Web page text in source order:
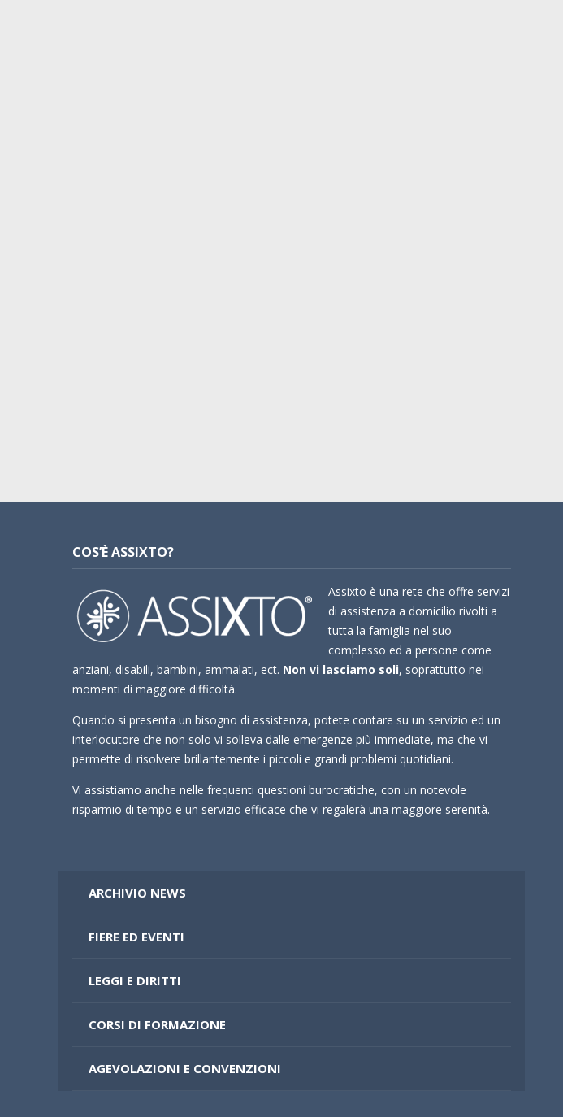
COS’È ASSIXTO?
Assixto è una rete che offre servizi
di assistenza a domicilio rivolti a
tutta la famiglia nel suo
complesso ed a persone come
anziani, disabili, bambini, ammalati, ect. Non vi lasciamo soli, soprattutto nei
momenti di maggiore difficoltà.
Quando si presenta un bisogno di assistenza, potete contare su un servizio ed un
interlocutore che non solo vi solleva dalle emergenze più immediate, ma che vi
permette di risolvere brillantemente i piccoli e grandi problemi quotidiani.
Vi assistiamo anche nelle frequenti questioni burocratiche, con un notevole
risparmio di tempo e un servizio efficace che vi regalerà una maggiore serenità.
ARCHIVIO NEWS
FIERE ED EVENTI
LEGGI E DIRITTI
CORSI DI FORMAZIONE
AGEVOLAZIONI E CONVENZIONI